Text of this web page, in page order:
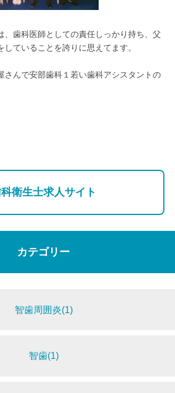
、歯科医師としての責任しっかり持ち、父
ていることを誇りに思えてます。
さんで安部歯科１若い歯科アシスタントの
衛生士求人サイト
カテゴリー
智歯周囲炎(1)
智歯(1)